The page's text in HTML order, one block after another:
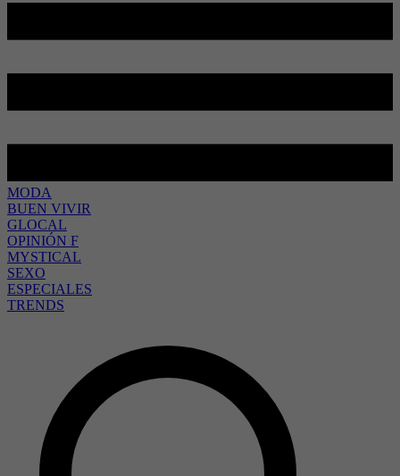
MODA
BUEN VIVIR
GLOCAL
OPINIÓN F
MYSTICAL
SEXO
ESPECIALES
TRENDS